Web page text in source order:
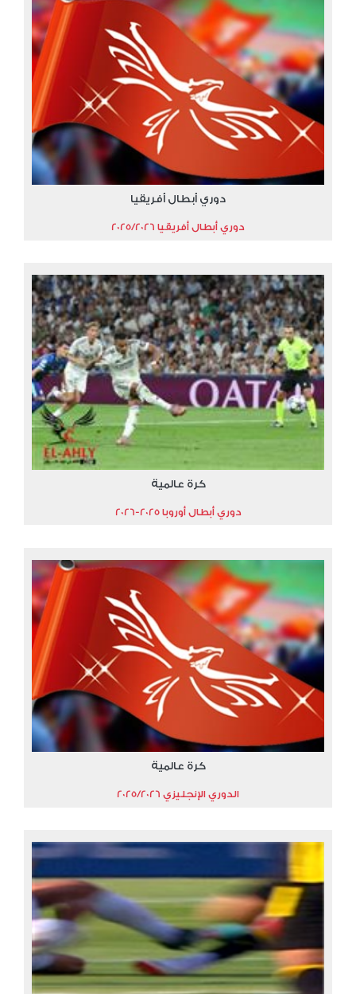
دوري أبطال أفريقيا
دوري أبطال أفريقيا 2025/2026
كرة عالمية
دوري أبطال أوروبا 2025-2026
كرة عالمية
الدوري الإنجليزي 2025/2026